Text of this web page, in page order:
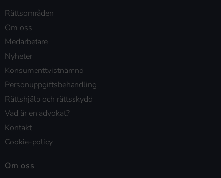
Rättsområden
Om oss
Medarbetare
Nyheter
Konsumenttvistnämnd
Personuppgiftsbehandling
Rättshjälp och rättsskydd
Vad är en advokat?
Kontakt
Cookie-policy
Om oss